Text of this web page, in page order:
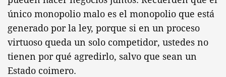
único monopolio malo es el monopolio que está
generado por la ley, porque si en un proceso
virtuoso queda un solo competidor, ustedes no
tienen por qué agredirlo, salvo que sean un
Estado coimero.